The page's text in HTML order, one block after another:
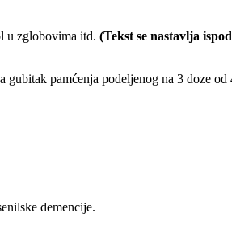
u zglobovima itd. (Tekst se nastavlja
gubitak pamćenja podeljenog na 3 doze od
demencije.